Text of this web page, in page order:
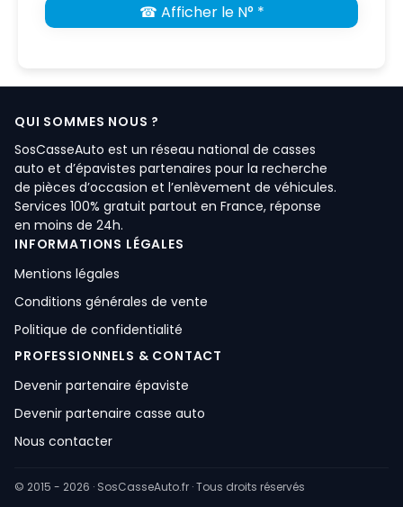
☎ Afficher le N° *
QUI SOMMES NOUS ?
SosCasseAuto est un réseau national de casses
auto et d’épavistes partenaires pour la recherche
de pièces d’occasion et l’enlèvement de véhicules.
Services 100% gratuit partout en France, réponse
en moins de 24h.
INFORMATIONS LÉGALES
Mentions légales
Conditions générales de vente
Politique de confidentialité
PROFESSIONNELS & CONTACT
Devenir partenaire épaviste
Devenir partenaire casse auto
Nous contacter
© 2015 - 2026 · SosCasseAuto.fr · Tous droits réservés